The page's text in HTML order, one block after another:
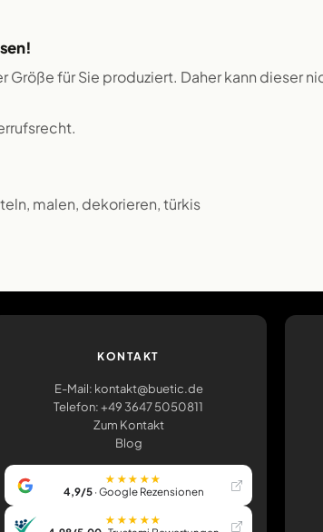
Größe für Sie produziert. Daher kann dieser
malen, dekorieren, türkis
KONTAKT
E-Mail: kontakt@buetic.de
Telefon: +49 3647 5050811
Zum Kontakt
Blog
★★★★★
4,9/5 · Google Rezensionen
★★★★★